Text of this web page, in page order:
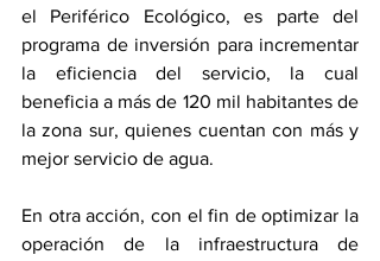
el Periférico Ecológico, es parte del
programa de inversión para incrementar
la eficiencia del servicio, la cual
beneficia a más de 120 mil habitantes de
la zona sur, quienes cuentan con más y
mejor servicio de agua.
En otra acción, con el fin de optimizar la
operación de la infraestructura de